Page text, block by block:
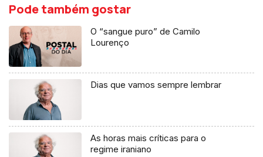
Pode também gostar
O “sangue puro” de Camilo
Lourenço
Dias que vamos sempre lembrar
As horas mais críticas para o
regime iraniano